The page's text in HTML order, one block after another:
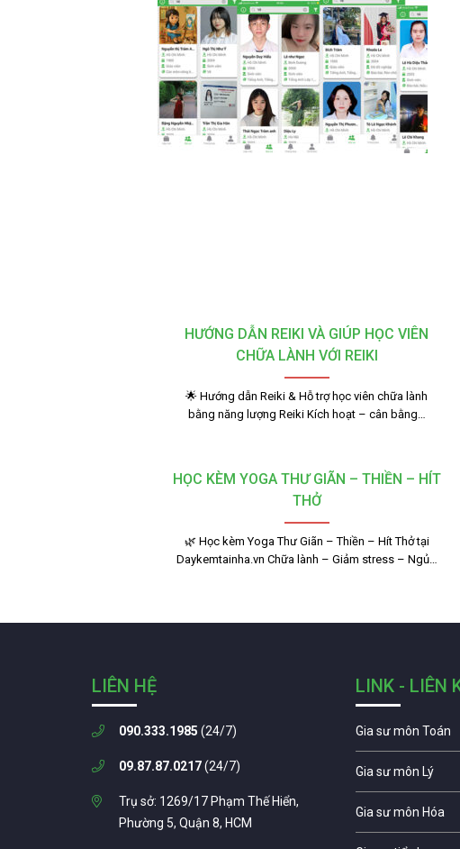
HƯỚNG DẪN REIKI VÀ GIÚP HỌC VIÊN
CHỮA LÀNH VỚI REIKI
🌟 Hướng dẫn Reiki & Hỗ trợ học viên chữa lành
bằng năng lượng Reiki Kích hoạt – cân bằng…
HỌC KÈM YOGA THƯ GIÃN – THIỀN – HÍT
THỞ
🌿 Học kèm Yoga Thư Giãn – Thiền – Hít Thở tại
Daykemtainha.vn Chữa lành – Giảm stress – Ngủ…
LIÊN HỆ
090.333.1985 (24/7)
09.87.87.0217(24/7)
Trụ sở: 1269/17 Phạm Thế Hiển,
Phường 5, Quận 8, HCM
LINK - LIÊN
Gia sư môn Toán
Gia sư môn Lý
Gia sư môn Hóa